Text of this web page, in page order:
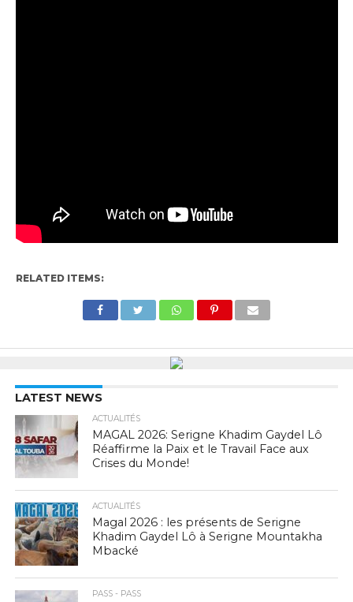
RELATED ITEMS:
LATEST NEWS
ACTUALITÉS
MAGAL 2026: Serigne Khadim Gaydel Lô
Réaffirme la Paix et le Travail Face aux
Crises du Monde!
ACTUALITÉS
Magal 2026 : les présents de Serigne
Khadim Gaydel Lô à Serigne Mountakha
Mbacké
PASS - PASS